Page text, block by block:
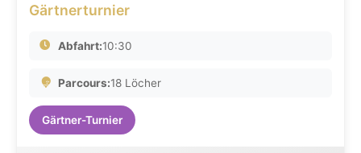
Gärtnerturnier
Abfahrt:10:30
Parcours:18 Löcher
Gärtner-Turnier